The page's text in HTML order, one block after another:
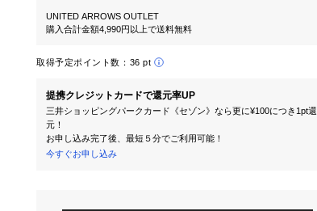
UNITED ARROWS OUTLET
購入合計金額4,990円以上で送料無料
取得予定ポイント数： 36 pt
提携クレジットカードで還元率UP
三井ショッピングパークカード《セゾン》なら更に¥100につき1pt還
元！
お申し込み完了後、最短５分でご利用可能！
今すぐお申し込み